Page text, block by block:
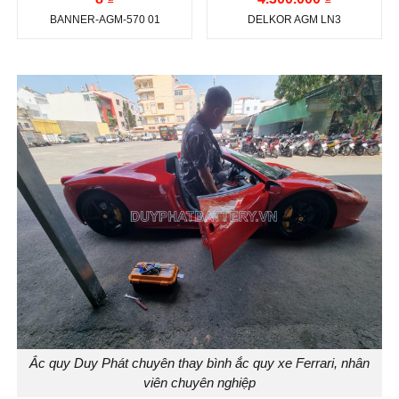
Mat)
Vị trí cọc:Cọc nghịch
L
Kiểu cọc:Cọc tiêu
chuẩn
BANNER-AGM-570 01
Vị trí cọc:
Cọc nghịch
L
Kiểu cọc:
Chìm
Nước sản xuất: Hàn
Quốc
DELKOR AGM LN3
Ắc quy Duy Phát chuyên thay bình ắc quy xe Ferrari, nhân
viên chuyên nghiệp